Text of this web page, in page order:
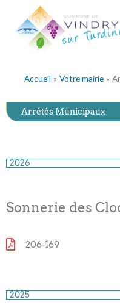
contenu
Accueil Votre mairie
Arrêtés Municipaux
2026
Sonnerie des
206-169
2025